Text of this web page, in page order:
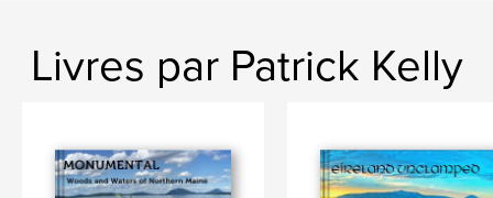
Livres par Patrick Kelly